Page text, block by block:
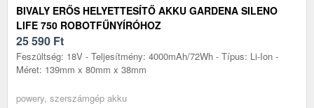
BIVALY ERŐS HELYETTESÍTŐ AKKU GARDENA SILENO
LIFE 750 ROBOTFŰNYÍRÓHOZ
25 590 Ft
Feszültség: 18V - Teljesítmény: 4000mAh/72Wh - Típus: Li-Ion -
Méret: 139mm x 80mm x 38mm
powery, szerszámgép akku